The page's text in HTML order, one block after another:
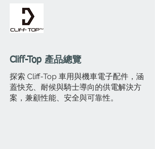
Cliff-Top 產品總覽
探索 Cliff-Top 車用與機車電子配件，涵
蓋快充、耐候與騎士導向的供電解決方
案，兼顧性能、安全與可靠性。